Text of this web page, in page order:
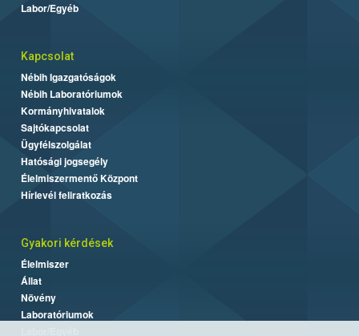
Labor/Egyéb
Kapcsolat
Nébih Igazgatóságok
Nébih Laboratóriumok
Kormányhivatalok
Sajtókapcsolat
Ügyfélszolgálat
Hatósági jogsegély
Élelmiszermentő Központ
Hírlevél feliratkozás
Gyakori kérdések
Élelmiszer
Állat
Növény
Laboratóriumok